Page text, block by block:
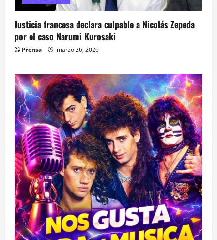
Justicia francesa declara culpable a Nicolás Zepeda
por el caso Narumi Kurosaki
Prensa marzo 26, 2026